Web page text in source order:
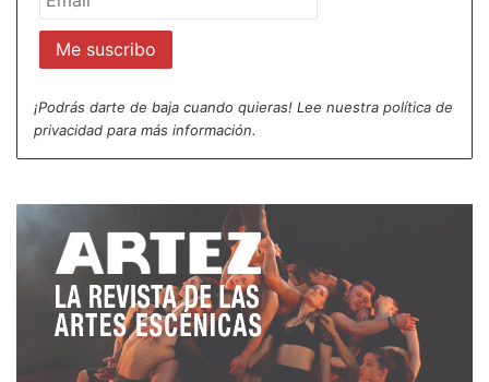
¡Podrás darte de baja cuando quieras! Lee nuestra política de
privacidad para más información.